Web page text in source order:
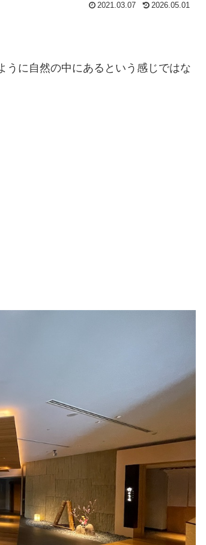
2021.03.07 2026.05.01
うに自然の中にあるという感じではな